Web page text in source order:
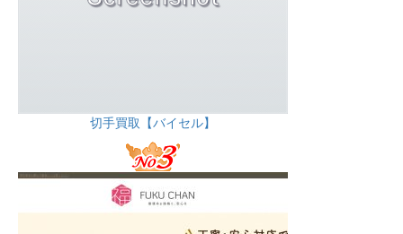
切手買取【バイセル】